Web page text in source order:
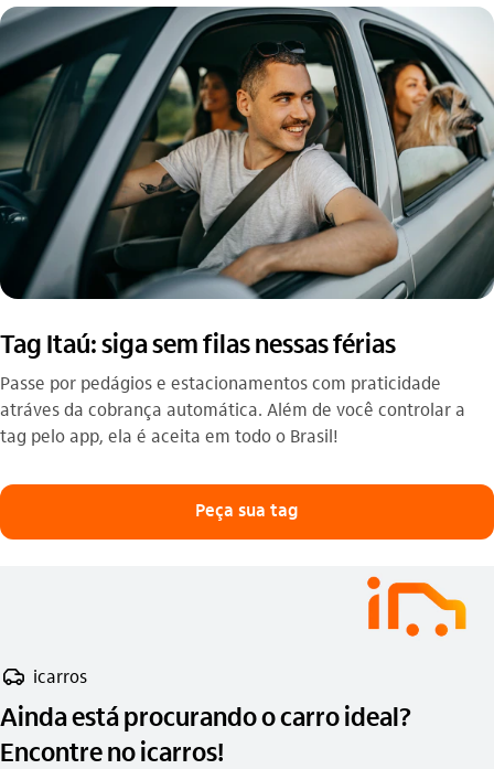
Tag Itaú: siga sem filas nessas férias
Passe por pedágios e estacionamentos com praticidade
atráves da cobrança automática. Além de você controlar a
tag pelo app, ela é aceita em todo o Brasil!
Peça sua tag
veiculo_outline icarros
Ainda está procurando o carro ideal?
Encontre no icarros!